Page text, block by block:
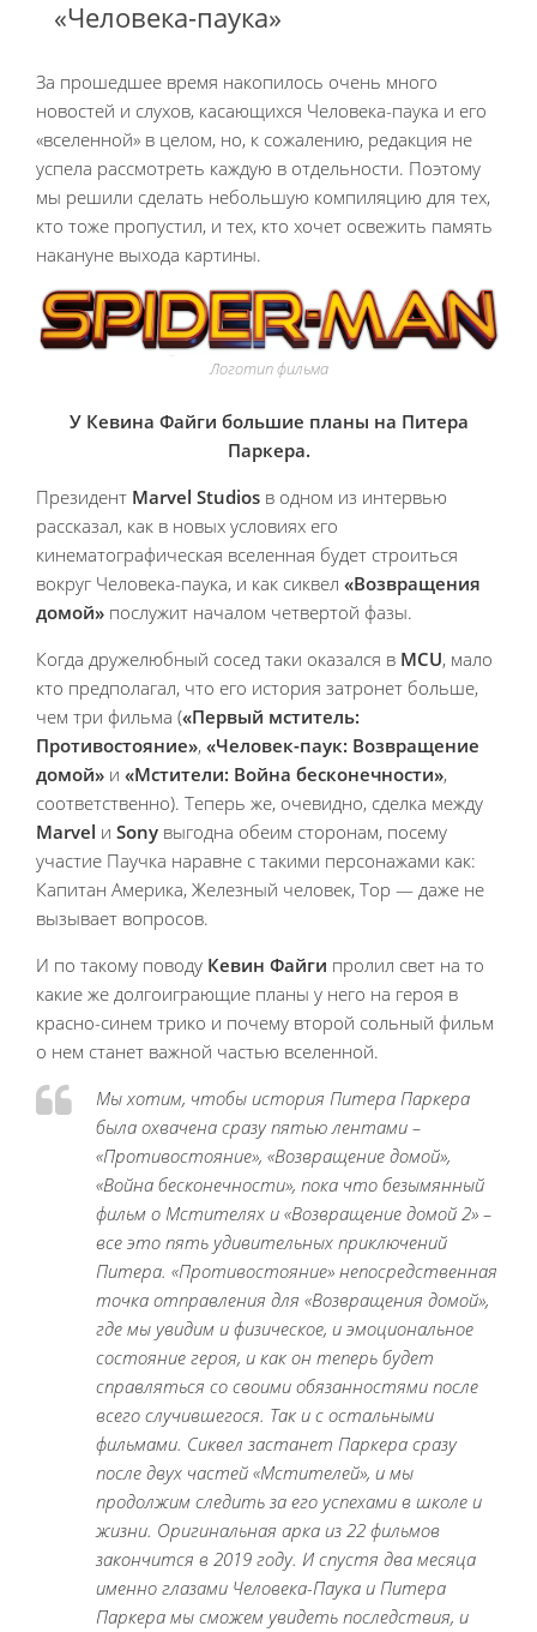
«Человека-паука»
За прошедшее время накопилось очень много
новостей и слухов, касающихся Человека-паука и его
«вселенной» в целом, но, к сожалению, редакция не
успела рассмотреть каждую в отдельности. Поэтому
мы решили сделать небольшую компиляцию для тех,
кто тоже пропустил, и тех, кто хочет освежить память
накануне выхода картины.
Логотип фильма
У Кевина Файги большие планы на Питера
Паркера.
Президент Marvel Studios в одном из интервью
рассказал, как в новых условиях его
кинематографическая вселенная будет строиться
вокруг Человека-паука, и как сиквел «Возвращения
домой» послужит началом четвертой фазы.
Когда дружелюбный сосед таки оказался в MCU, мало
кто предполагал, что его история затронет больше,
чем три фильма («Первый мститель:
Противостояние», «Человек-паук: Возвращение
домой» и «Мстители: Война бесконечности»,
соответственно). Теперь же, очевидно, сделка между
Marvel и Sony выгодна обеим сторонам, посему
участие Паучка наравне с такими персонажами как:
Капитан Америка, Железный человек, Тор — даже не
вызывает вопросов.
И по такому поводу Кевин Файги пролил свет на то
какие же долгоиграющие планы у него на героя в
красно-синем трико и почему второй сольный фильм
о нем станет важной частью вселенной.
Мы хотим, чтобы история Питера Паркера
была охвачена сразу пятью лентами –
«Противостояние», «Возвращение домой»,
«Война бесконечности», пока что безымянный
фильм о Мстителях и «Возвращение домой 2» –
все это пять удивительных приключений
Питера. «Противостояние» непосредственная
точка отправления для «Возвращения домой»,
где мы увидим и физическое, и эмоциональное
состояние героя, и как он теперь будет
справляться со своими обязанностями после
всего случившегося. Так и с остальными
фильмами. Сиквел застанет Паркера сразу
после двух частей «Мстителей», и мы
продолжим следить за его успехами в школе и
жизни. Оригинальная арка из 22 фильмов
закончится в 2019 году. И спустя два месяца
именно глазами Человека-Паука и Питера
Паркера мы сможем увидеть последствия, и